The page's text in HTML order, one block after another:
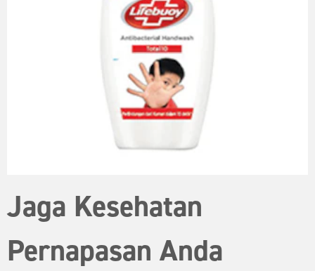
Jaga Kesehatan
Pernapasan Anda